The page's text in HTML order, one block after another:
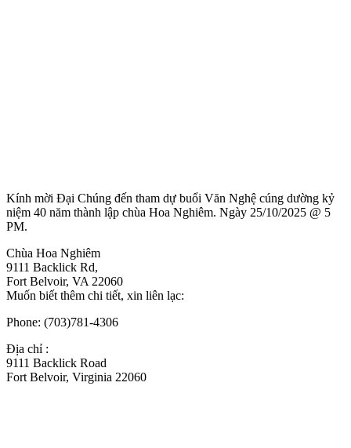
Kính mời Đại Chúng đến tham dự buổi Văn Nghệ cúng dường kỷ
niệm 40 năm thành lập chùa Hoa Nghiêm. Ngày 25/10/2025 @ 5
PM.
Chùa Hoa Nghiêm
9111 Backlick Rd,
Fort Belvoir, VA 22060
Muốn biết thêm chi tiết, xin liên lạc:
Phone: (703)781-4306
Địa chỉ :
9111 Backlick Road
Fort Belvoir, Virginia 22060